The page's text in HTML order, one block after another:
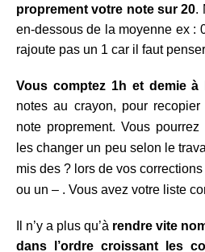
proprement votre note sur 20.
en-dessous de la moyenne ex :
rajoute pas un 1 car il faut
Vous comptez 1h et demie à
notes au crayon, pour
note proprement. Vous pourrez
les changer un peu selon le
mis des ? lors de vos
ou un – . Vous avez votre liste
Il n’y a plus qu’à rendre vite
dans l’ordre croissant les